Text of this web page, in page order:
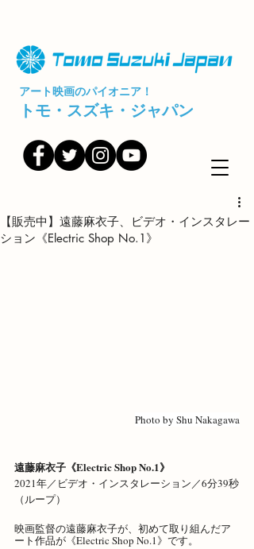
アート映画のパイオニア！
トモ・スズキ・ジャパン
【販売中】遠藤麻衣子、ビデオ・インスタレー
ション《Electric Shop No.1》
Photo by Shu Nakagawa
遠藤麻衣子《Electric Shop No.1》
2021年／ビデオ・インスタレーション／6分39秒
（ループ）
映画監督の遠藤麻衣子が、初めて取り組んだア
ート作品が《Electric Shop No.1》です。